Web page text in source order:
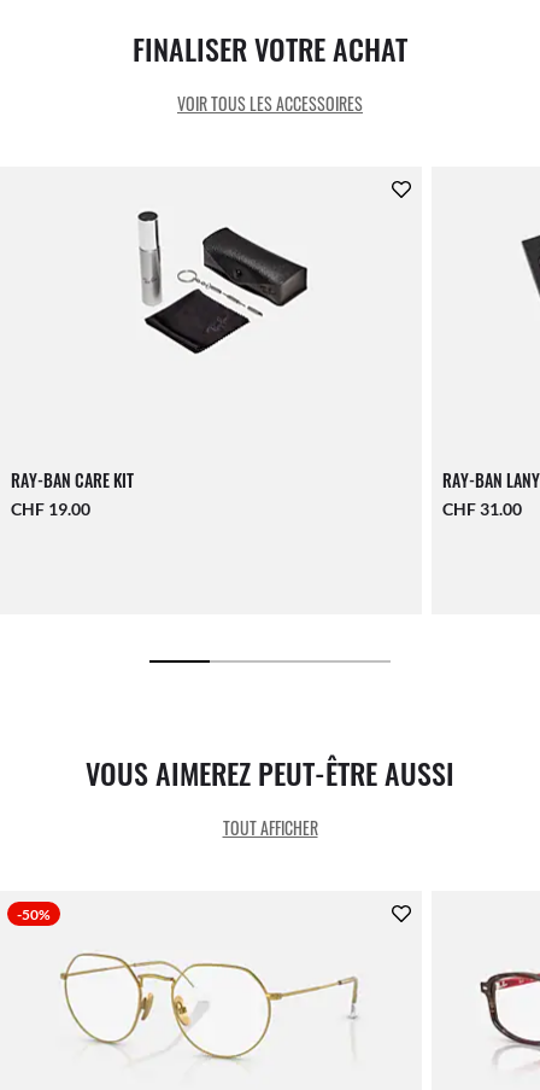
FINALISER VOTRE ACHAT
VOIR TOUS LES ACCESSOIRES
RAY-BAN CARE KIT
CHF 19.00
RAY-BAN
CHF 31.00
VOUS AIMEREZ PEUT-ÊTRE AUSSI
TOUT AFFICHER
-50%